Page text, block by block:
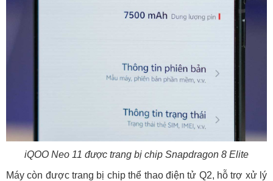
iQOO Neo 11 được trang bị chip Snapdragon 8 Elite
Máy còn được trang bị chip thể thao điện tử Q2, hỗ trợ xử lý